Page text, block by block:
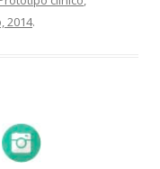
2014.